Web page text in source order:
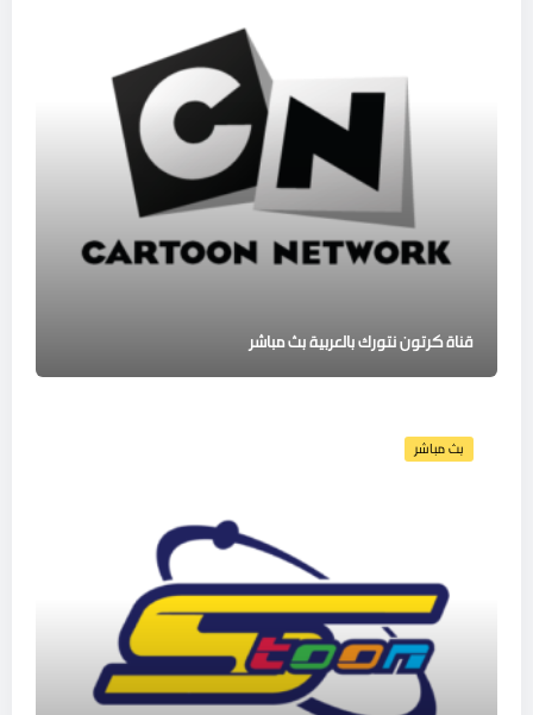
قناة كرتون نتورك بالعربية بث مباشر
بث مباشر